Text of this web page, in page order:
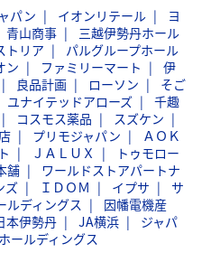
パン イオンリテール
ヨ
青山商事
三越伊勢丹ホール
トリア
パルグループホール
ン ファミリーマート
伊
良品計画 ローソン
そご
ユナイテッドアローズ
千趣
コスモス薬品
スズケン
プリモジャパン
ＡＯＫ
ＪＡＬＵＸ
トゥモロー
舗
ワールドストアパートナ
ズ ＩＤＯＭ イプサ
サ
ルディングス
因幡電機産
本伊勢丹 JA横浜
ジャパ
ールディングス